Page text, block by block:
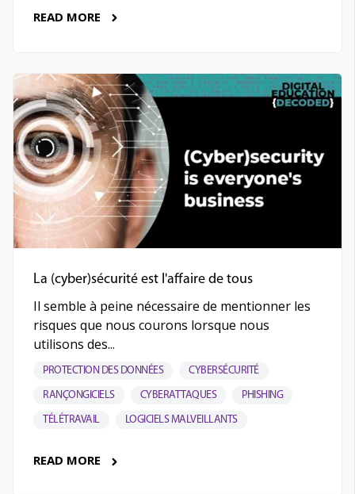
READ MORE
La (cyber)sécurité est l'affaire de tous
Il semble à peine nécessaire de mentionner les
risques que nous courons lorsque nous
utilisons des...
PROTECTION DES DONNÉES CYBERSÉCURITÉ
RANÇONGICIELS CYBERATTAQUES PHISHING
TÉLÉTRAVAIL LOGICIELS MALVEILLANTS
READ MORE